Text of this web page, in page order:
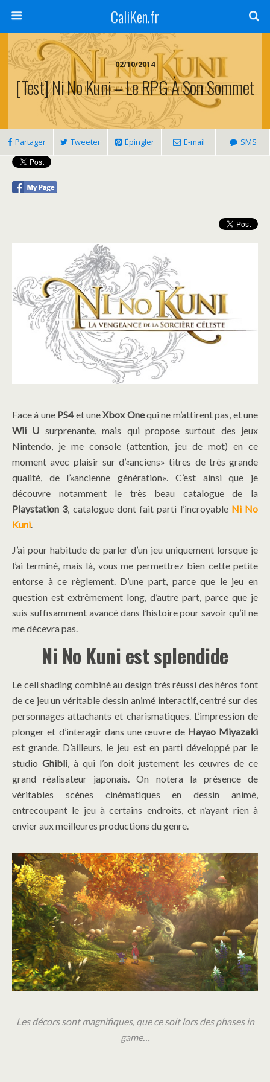
CaliKen.fr
02/10/2014
[Test] Ni No Kuni – Le RPG À Son Sommet
Partager Tweeter Épingler E-mail SMS
Face à une PS4et uneXbox Onequi ne m’attirent pas, et une
Wii U surprenante, mais qui propose surtout des jeux
Nintendo, je me console (attention, jeu de mot) en ce
moment avec plaisir sur d’«anciens» titres de très grande
qualité, de l’«ancienne génération». C’est ainsi que je
découvre notamment le très beau catalogue de la
Playstation 3, catalogue dont fait parti l’incroyable Ni No
Kuni
J’ai pour habitude de parler d’un jeu uniquement lorsque je
l’ai terminé, mais là, vous me permettrez bien cette petite
entorse à ce règlement. D’une part, parce que le jeu en
question est extrêmement long, d’autre part, parce que je
suis suffisamment avancé dans l’histoire pour savoir qu’il ne
me décevra pas.
Ni No Kuni est splendide
Le cell shading combiné au design très réussi des héros font
de ce jeu un véritable dessin animé interactif, centré sur des
personnages attachants et charismatiques. L’impression de
plonger et d’interagir dans une œuvre de Hayao Miyazaki
est grande. D’ailleurs, le jeu est en parti développé par le
studio Ghibli, à qui l’on doit justement les œuvres de ce
grand réalisateur japonais. On notera la présence de
véritables scènes cinématiques en dessin animé,
entrecoupant le jeu à certains endroits, et n’ayant rien à
envier aux meilleures productions du genre.
Les décors sont magnifiques, que ce soit lors des phases in
game…